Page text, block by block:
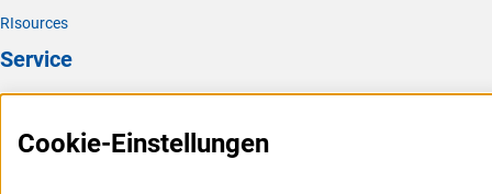
RIsources
Service
FAQCookie-Einstellungen